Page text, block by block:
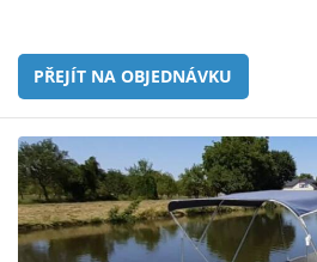
PŘEJÍT NA OBJEDNÁVKU